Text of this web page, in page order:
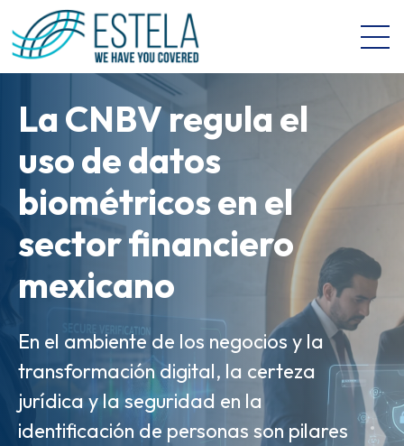
Gobernanza de
Datos e IA: Key
Takeaways del
Revolution Banking
& Retail Forum
La CNBV regula el
uso de datos
biométricos en el
sector financiero
mexicano
En el ambiente de los negocios y la
transformación digital, la certeza
jurídica y la seguridad en la
identificación de personas son pilares
La Manifestación de
Valor Electrónica
(MVE) es el salto
digital de las
aduanas en México
Así como la factura electrónica abrió
la puerta a la digitalización
corporativa, herramientas como la
MVE cierran el círculo de la